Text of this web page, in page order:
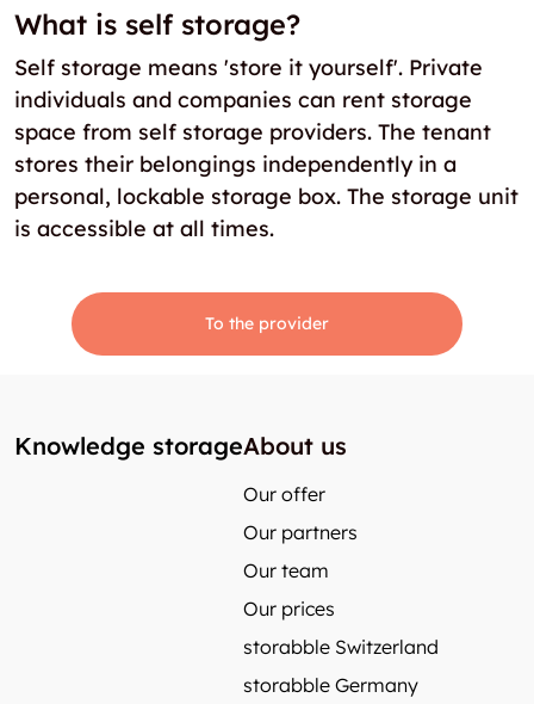
What is self storage?
Self storage means 'store it yourself'. Private
individuals and companies can rent storage
space from self storage providers. The tenant
stores their belongings independently in a
personal, lockable storage box. The storage unit
is accessible at all times.
To the provider
Knowledge storageAbout us
Our offer
Our partners
Our team
Our prices
storabble Switzerland
storabble Germany